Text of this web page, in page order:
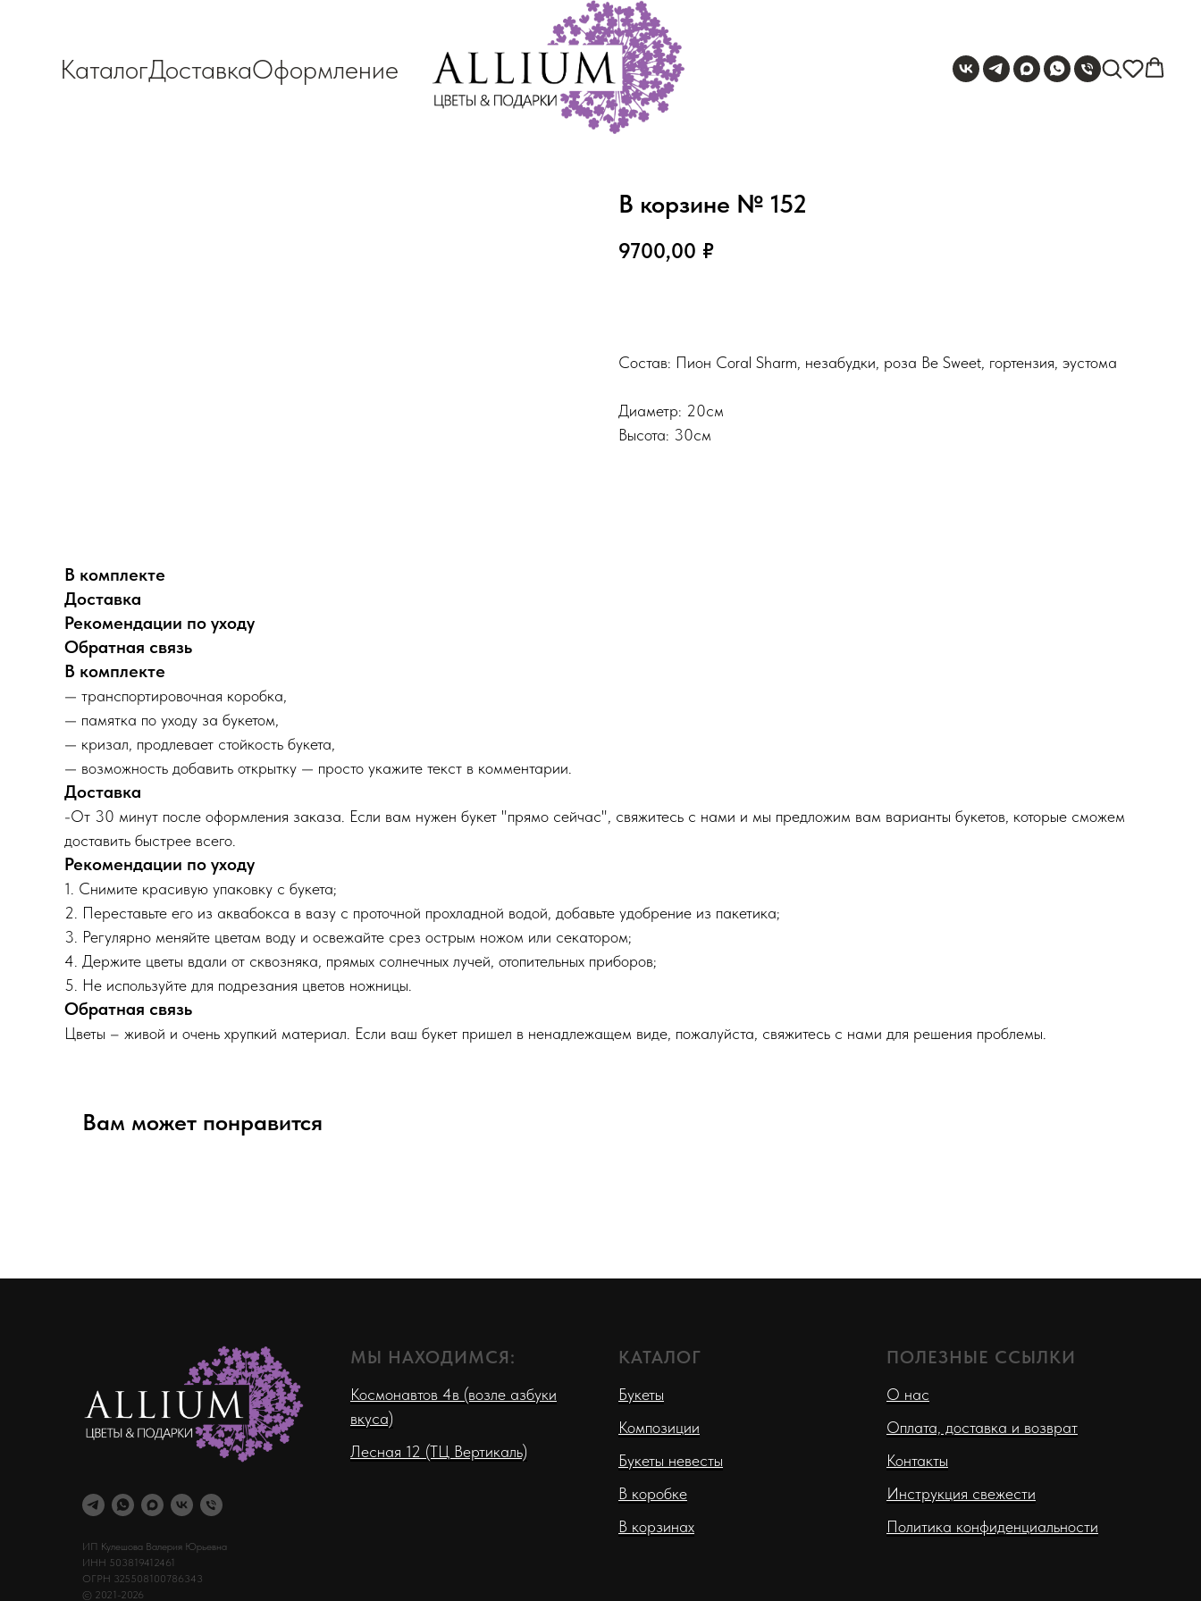
КаталогДоставкаОформление
В корзине № 152
9700,00 ₽
Состав: Пион Coral Sharm, незабудки, роза Be Sweet, гортензия, эустома
Диаметр: 20см
Высота: 30см
В комплекте
Доставка
Рекомендации по уходу
Обратная связь
В комплекте
— транспортировочная коробка,
— памятка по уходу за букетом,
— кризал, продлевает стойкость букета,
— возможность добавить открытку — просто укажите текст в комментарии.
Доставка
-От 30 минут после оформления заказа. Если вам нужен букет "прямо сейчас", свяжитесь с нами и мы предложим вам варианты букетов, которые сможем
доставить быстрее всего.
Рекомендации по уходу
1. Снимите красивую упаковку с букета;
2. Переставьте его из аквабокса в вазу с проточной прохладной водой, добавьте удобрение из пакетика;
3. Регулярно меняйте цветам воду и освежайте срез острым ножом или секатором;
4. Держите цветы вдали от сквозняка, прямых солнечных лучей, отопительных приборов;
5. Не используйте для подрезания цветов ножницы.
Обратная связь
Цветы – живой и очень хрупкий материал. Если ваш букет пришел в ненадлежащем виде, пожалуйста, свяжитесь с нами для решения проблемы.
Вам может понравится
ИП Кулешова Валерия Юрьевна
ИНН 503819412461
ОГРН 325508100786343
© 2021-2026
МЫ НАХОДИМСЯ:
Космонавтов 4в (возле азбуки
вкуса)
Лесная 12 (ТЦ Вертикаль)
КАТАЛОГ
Букеты
Композиции
Букеты невесты
В коробке
В корзинах
ПОЛЕЗНЫЕ ССЫЛКИ
О нас
Оплата, доставка и возврат
Контакты
Инструкция свежести
Политика конфиденциальности